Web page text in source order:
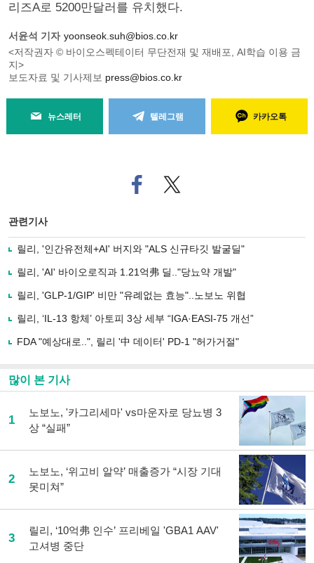
리즈A로 5200만달러를 유치했다.
서윤석 기자 yoonseok.suh@bios.co.kr
<저작권자 © 바이오스펙테이터 무단전재 및 재배포, AI학습 이용 금
지>
보도자료 및 기사제보 press@bios.co.kr
뉴스레터 텔레그램 카카오톡
페
이
로
기
사
유
기
트위
터로
관련기사
릴리, '인간유전체+AI' 버지와 "ALS 신규타깃 발굴딜"
릴리, 'AI' 바이오로직과 1.21억弗 딜.."당뇨약 개발"
릴리, 'GLP-1/GIP' 비만 "유례없는 효능"..노보노 위협
릴리, ‘IL-13 항체’ 아토피 3상 세부 “IGA·EASI-75 개선”
FDA "예상대로..", 릴리 '中 데이터' PD-1 "허가거절"
많이 본 기사
1
노보노, '카그리세마' vs마운자로 당뇨병 3
상 “실패”
2
노보노, ‘위고비 알약’ 매출증가 “시장 기대
못미쳐”
3
릴리, ‘10억弗 인수’ 프리베일 'GBA1 AAV'
고셔병 중단